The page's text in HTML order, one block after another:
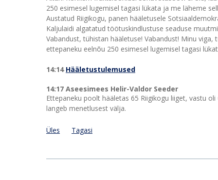
250 esimesel lugemisel tagasi lükata ja me läheme
Austatud Riigikogu, panen hääletusele
Kaljulaidi algatatud töötuskindlustuse seaduse
Vabandust, tühistan hääletuse! Vabandust! Minu
ettepaneku eelnõu 250 esimesel lugemisel tagasi
14:14 Hääletustulemused
14:17 Aseesimees Helir-Valdor Seeder
Ettepaneku poolt hääletas 65 Riigikogu liiget, vastu
langeb menetlusest välja.
Üles Tagasi